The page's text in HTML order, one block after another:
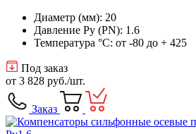
Диаметр (мм): 20
Давление Ру (PN): 1.6
Температура °C: от -80 до + 425
Под заказ
от 3 828 руб./шт.
Заказ